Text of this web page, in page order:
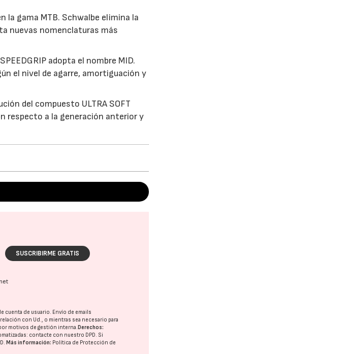
gama MTB. Schwalbe elimina la
nuevas nomenclaturas más
adopta el nombre MID.
el nivel de agarre, amortiguación y
del compuesto ULTRA SOFT
respecto a la generación anterior y
SUSCRIBIRME GRATIS
cuenta de usuario. Envío de emails
con Ud., o mientras sea necesario para
motivos de gestión interna.Derechos:
contacte con nuestro DPD. Si
.Más información: Política de Protección de